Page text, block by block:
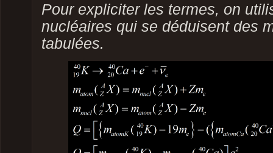
Pour expliciter les termes, on
nucléaires qui se déduisent des
tabulées.